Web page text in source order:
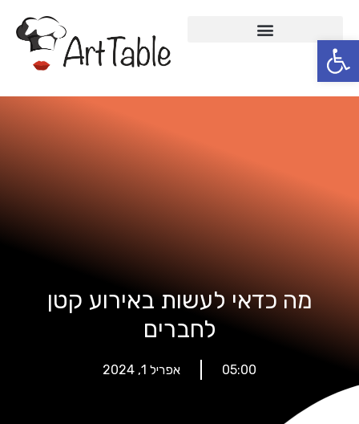
פתח סרגל נגישות
Skip
to
content
מה כדאי לעשות באירוע קטן
לחברים
05:00 אפריל 1, 2024